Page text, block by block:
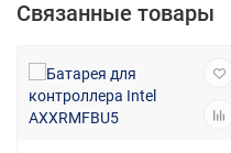
Связанные товары